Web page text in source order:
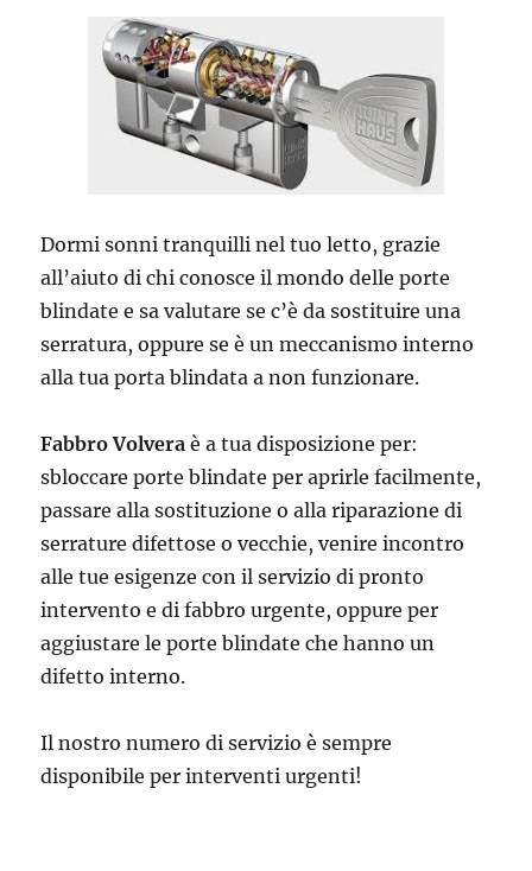
Dormi sonni tranquilli nel tuo letto, grazie
all’aiuto di chi conosce il mondo delle porte
blindate e sa valutare se c’è da sostituire una
serratura, oppure se è un meccanismo interno
alla tua porta blindata a non funzionare.
Fabbro Volvera è a tua disposizione per:
sbloccare porte blindate per aprirle facilmente,
passare alla sostituzione o alla riparazione di
serrature difettose o vecchie, venire incontro
alle tue esigenze con il servizio di pronto
intervento e di fabbro urgente, oppure per
aggiustare le porte blindate che hanno un
difetto interno.
Il nostro numero di servizio è sempre
disponibile per interventi urgenti!